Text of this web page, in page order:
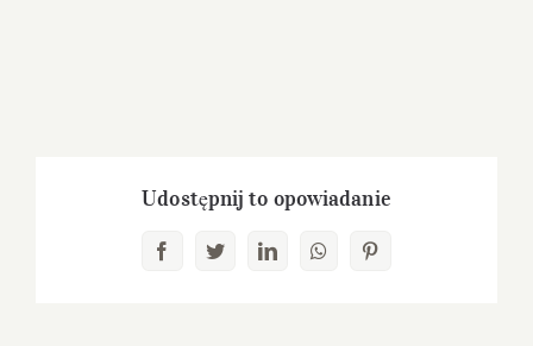
Udostępnij to opowiadanie
FacebookTwitterLinkedInWhatsAppPinterest